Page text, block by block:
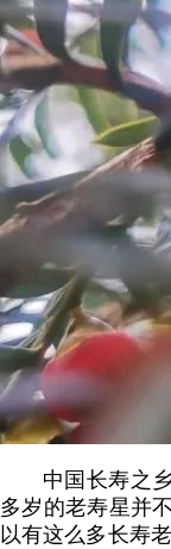
中国长寿之
多岁的老寿星并
以有这么多长寿